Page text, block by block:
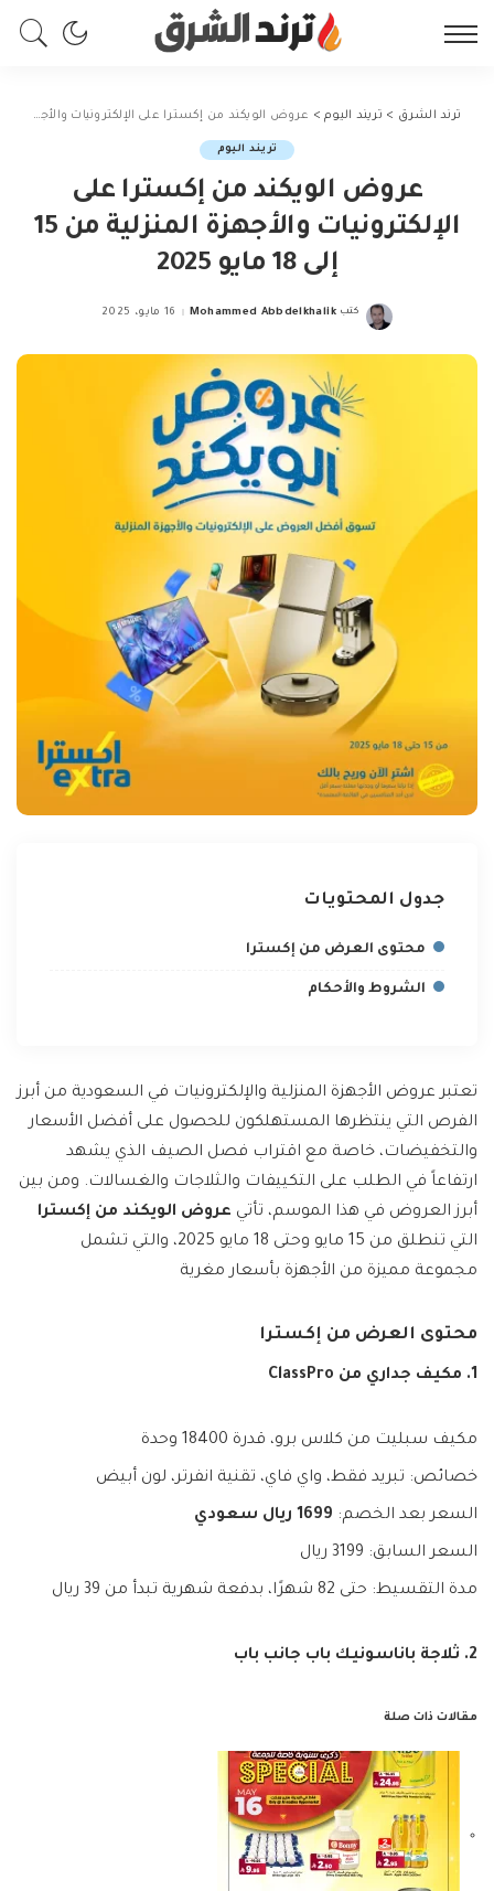
ترند الشرق > تريند اليوم> عروض الويكند من إكسترا على الإلكترونيات والأجهزة المنزلية من 15 إلى 18 مايو 2025
تريند اليوم
عروض الويكند من إكسترا على
الإلكترونيات والأجهزة المنزلية من 15
إلى 18 مايو 2025
Posted
كتب Mohammed Abbdelkhalik 16 مايو، 2025
جدول المحتويات
محتوى العرض من إكسترا
الشروط والأحكام
تعتبر عروض الأجهزة المنزلية والإلكترونيات في السعودية من أبرز
الفرص التي ينتظرها المستهلكون للحصول على أفضل الأسعار
والتخفيضات، خاصة مع اقتراب فصل الصيف الذي يشهد
ارتفاعاً في الطلب على التكييفات والثلاجات والغسالات. ومن بين
أبرز العروض في هذا الموسم، تأتي عروض الويكند من إكسترا
التي تنطلق من 15 مايو وحتى 18 مايو 2025، والتي تشمل
مجموعة مميزة من الأجهزة بأسعار مغرية
محتوى العرض من إكسترا
1. مكيف جداري من ClassPro
مكيف سبليت من كلاس برو، قدرة 18400 وحدة
خصائص: تبريد فقط، واي فاي، تقنية انفرتر، لون أبيض
السعر بعد الخصم: 1699 ريال سعودي
السعر السابق: 3199 ريال
مدة التقسيط: حتى 82 شهرًا، بدفعة شهرية تبدأ من 39 ريال
2. ثلاجة باناسونيك باب جانب باب
مقالات ذات صلة